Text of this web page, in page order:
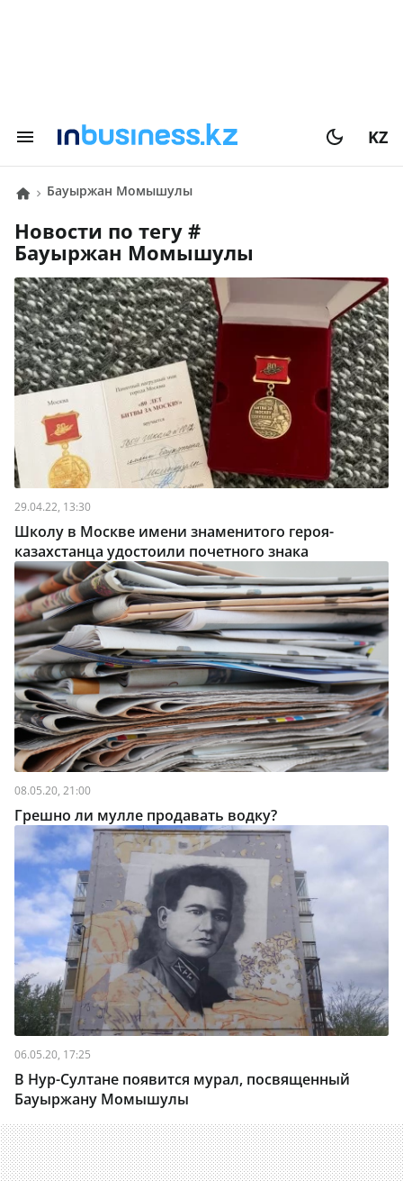
KZ
Бауыржан Момышулы
Новости по тегу #
Бауыржан Момышулы
29.04.22, 13:30
Школу в Москве имени знаменитого героя-
казахстанца удостоили почетного знака
08.05.20, 21:00
Грешно ли мулле продавать водку?
06.05.20, 17:25
В Нур-Султане появится мурал, посвященный
Бауыржану Момышулы